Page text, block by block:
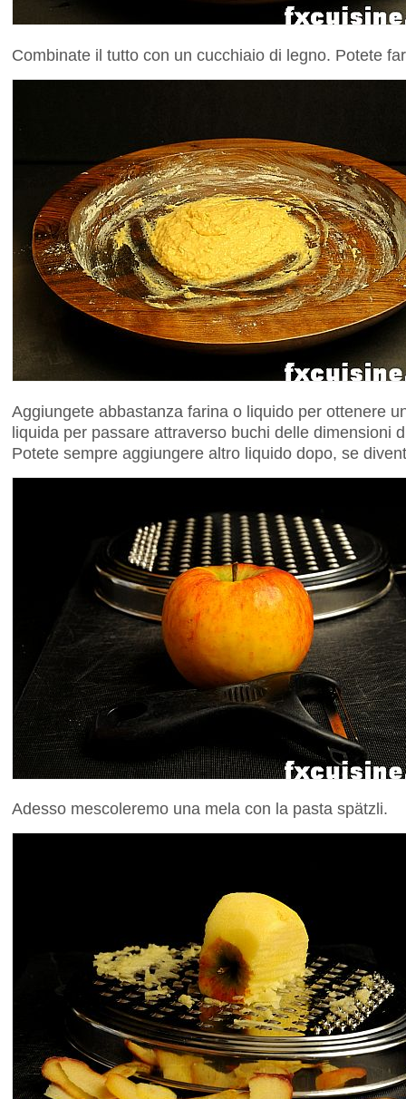
Combinate il tutto con un cucchiaio di legno. Potete
Aggiungete abbastanza farina o liquido per ottenere
liquida per passare attraverso buchi delle dimensioni
Potete sempre aggiungere altro liquido dopo, se
Adesso mescoleremo una mela con la pasta spätzli.